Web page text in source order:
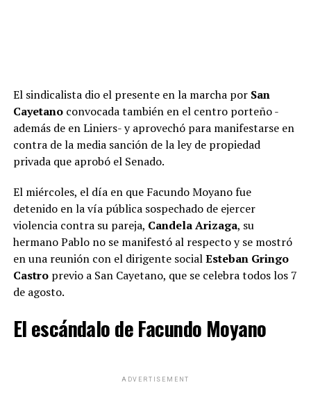
El sindicalista dio el presente en la marcha por San
Cayetanoconvocada también en el centro porteño -
además de en Liniers- y aprovechó para manifestarse en
contra de la media sanción de la ley de propiedad
privada que aprobó el Senado.
El miércoles, el día en que Facundo Moyano fue
detenido en la vía pública sospechado de ejercer
violencia contra su pareja, Candela Arizaga, su
hermano Pablo no se manifestó al respecto y se mostró
en una reunión con el dirigente socialEsteban Gringo
Castroprevio a San Cayetano, que se celebra todos los 7
de agosto.
El escándalo de Facundo Moyano
ADVERTISEMENT